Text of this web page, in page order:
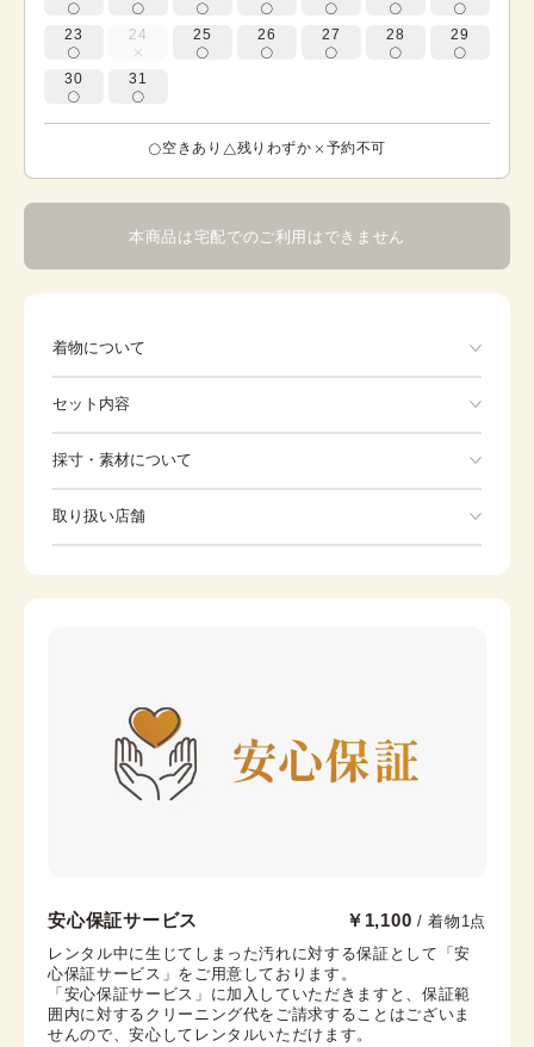
23 24 25 26 27 28 29
30 31
空きあり 残りわずか 予約不可
本商品は宅配でのご利用はできません
着物について
セット内容
※着付けに必要な一式をすべて含みます。
産着
採寸・素材について
身丈 96cm
取り扱い店舗
東京都中央区銀座6-12-10 旭ビル 3階
営業時間： 10:00~ 18:00
着付け最終受付時間：16:30
安心保証サービス ￥1,100 / 着物1点
レンタル中に生じてしまった汚れに対する保証として「安
心保証サービス」をご用意しております。
「安心保証サービス」に加入していただきますと、保証範
囲内に対するクリーニング代をご請求することはございま
せんので、安心してレンタルいただけます。